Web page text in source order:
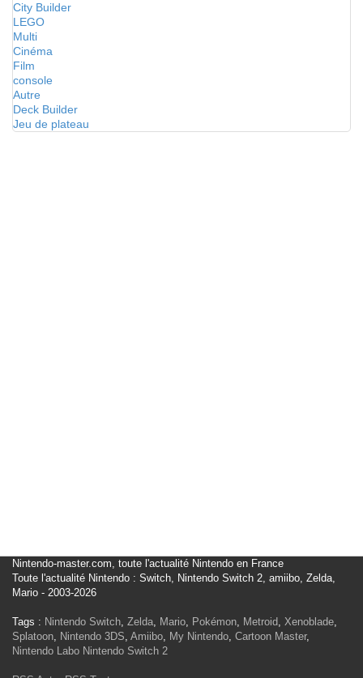
City Builder
LEGO
Multi
Cinéma
Film
console
Autre
Deck Builder
Jeu de plateau
Nintendo-master.com, toute l'actualité Nintendo en France
Toute l'actualité Nintendo : Switch, Nintendo Switch 2, amiibo, Zelda,
Mario - 2003-2026
Tags : Nintendo Switch, Zelda, Mario, Pokémon, Metroid, Xenoblade,
Splatoon, Nintendo 3DS, Amiibo, My Nintendo, Cartoon Master,
Nintendo Labo Nintendo Switch 2